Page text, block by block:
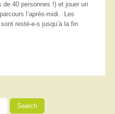
de 40 personnes !) et jouer un
l’après-midi. Les
resté-e-s jusqu’à la fin